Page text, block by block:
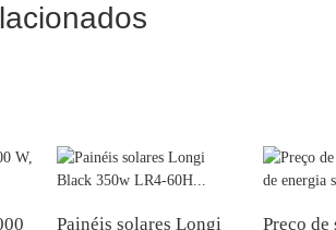
Painéis solares Longi Preço de